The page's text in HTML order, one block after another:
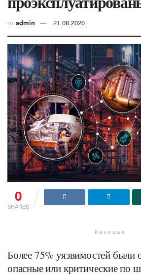
от admin 21.08.2020
0
SHARES
Реклама
Более 75% уязвимостей были
опасные или критические по